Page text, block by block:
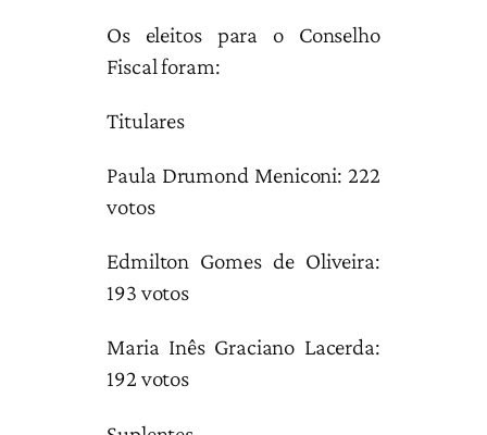
Os eleitos para o Conselho
Fiscal foram:
Titulares
Paula Drumond Meniconi: 222
votos
Edmilton Gomes de Oliveira:
193 votos
Maria Inês Graciano Lacerda:
192 votos